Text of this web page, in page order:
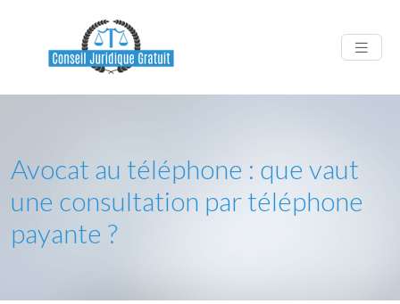
Avocat au téléphone : que vaut
une consultation par téléphone
payante ?